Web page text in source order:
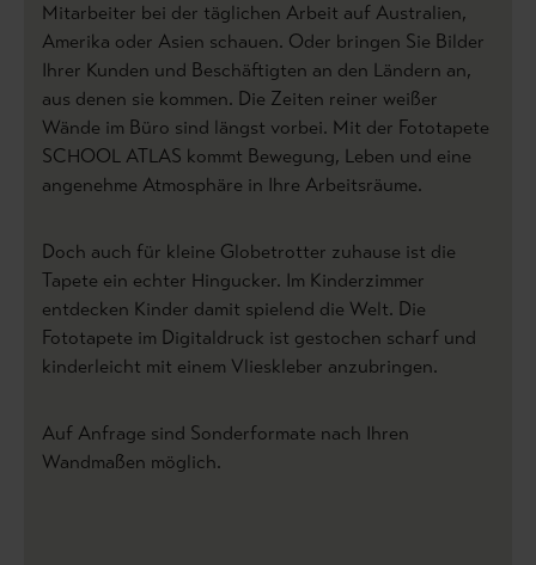
Mitarbeiter bei der täglichen Arbeit auf Australien,
Amerika oder Asien schauen. Oder bringen Sie Bilder
Ihrer Kunden und Beschäftigten an den Ländern an,
aus denen sie kommen. Die Zeiten reiner weißer
Wände im Büro sind längst vorbei. Mit der Fototapete
SCHOOL ATLAS kommt Bewegung, Leben und eine
angenehme Atmosphäre in Ihre Arbeitsräume.
Doch auch für kleine Globetrotter zuhause ist die
Tapete ein echter Hingucker. Im Kinderzimmer
entdecken Kinder damit spielend die Welt. Die
Fototapete im Digitaldruck ist gestochen scharf und
kinderleicht mit einem Vlieskleber anzubringen.
Auf Anfrage sind Sonderformate nach Ihren
Wandmaßen möglich.